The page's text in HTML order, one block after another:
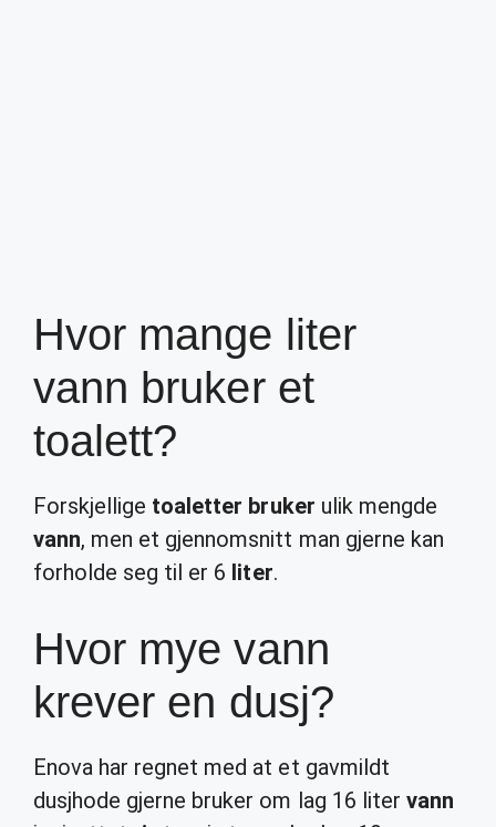
Hvor mange liter
vann bruker et
toalett?
Forskjellige toaletter bruker ulik mengde
vann, men et gjennomsnitt man gjerne kan
forholde seg til er 6 liter.
Hvor mye vann
krever en dusj?
Enova har regnet med at et gavmildt
dusjhode gjerne bruker om lag 16 liter vann